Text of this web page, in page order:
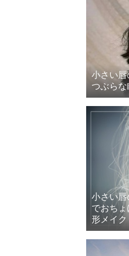
小さい
つぶら
小さい
でおち
形メイク